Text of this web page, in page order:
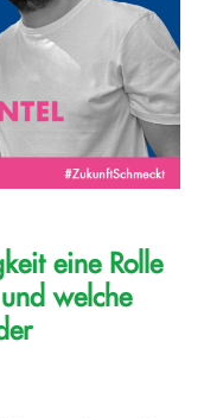
eine Rolle
welche